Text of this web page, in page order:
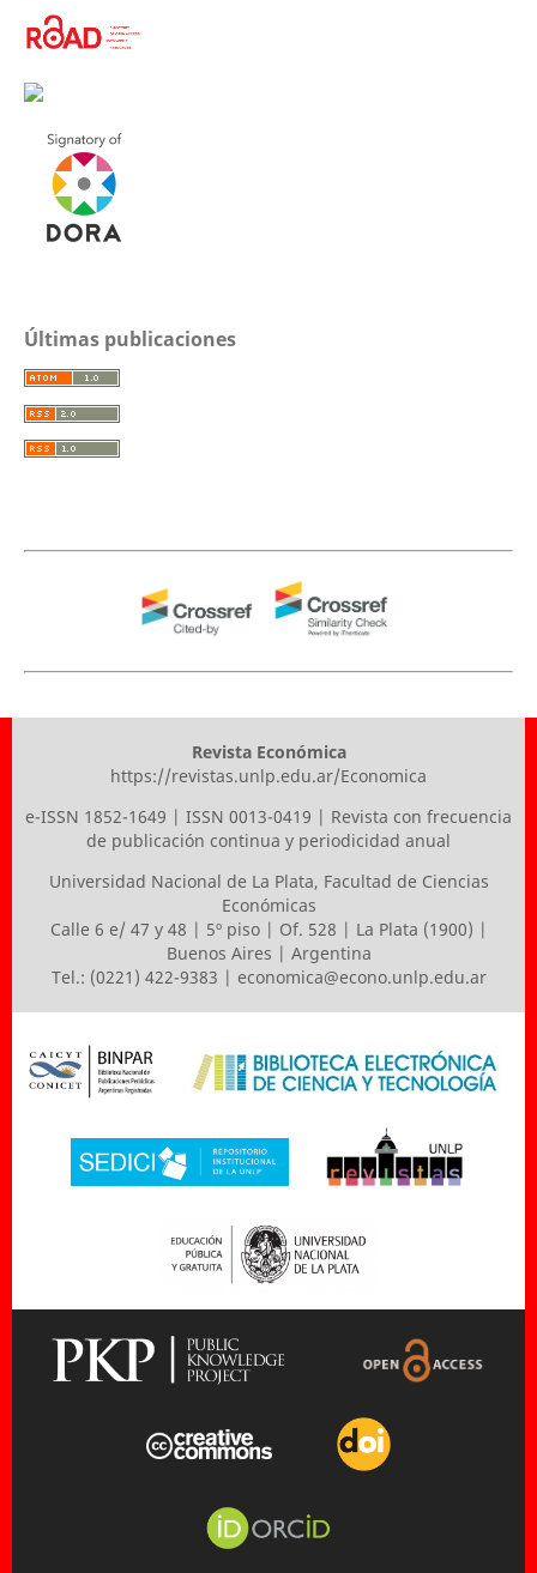
Últimas publicaciones
Revista Económica
https://revistas.unlp.edu.ar/Economica
e-ISSN 1852-1649 | ISSN 0013-0419 | Revista con frecuencia
de publicación continua y periodicidad anual
Universidad Nacional de La Plata, Facultad de Ciencias
Económicas
Calle 6 e/ 47 y 48 | 5º piso | Of. 528 | La Plata (1900) |
Buenos Aires | Argentina
Tel.: (0221) 422-9383 | economica@econo.unlp.edu.ar